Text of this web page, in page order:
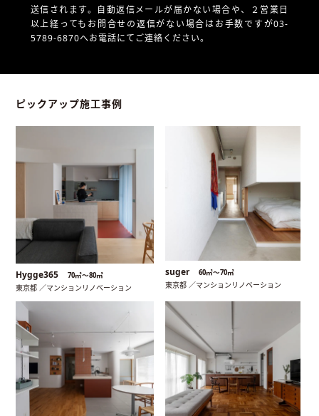
送信されます。自動返信メールが届かない場合や、
２営業日
以上経ってもお問合せの返信がない場合はお手数ですが03-
5789-6870へお電話にてご連絡ください。
ピックアップ施工事例
Hygge365 70㎡〜80㎡
東京都 ／マンションリノベーション
suger 60㎡〜70㎡
東京都 ／マンションリノベーション